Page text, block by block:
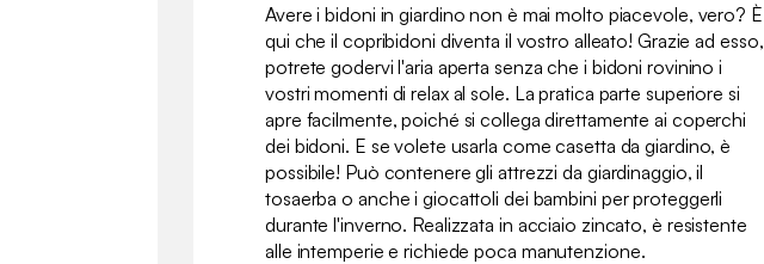
Avere i bidoni in giardino non è mai molto piacevole, vero? È
qui che il copribidoni diventa il vostro alleato! Grazie ad esso,
potrete godervi l'aria aperta senza che i bidoni rovinino i
vostri momenti di relax al sole. La pratica parte superiore si
apre facilmente, poiché si collega direttamente ai coperchi
dei bidoni. E se volete usarla come casetta da giardino, è
possibile! Può contenere gli attrezzi da giardinaggio, il
tosaerba o anche i giocattoli dei bambini per proteggerli
durante l'inverno. Realizzata in acciaio zincato, è resistente
alle intemperie e richiede poca manutenzione.